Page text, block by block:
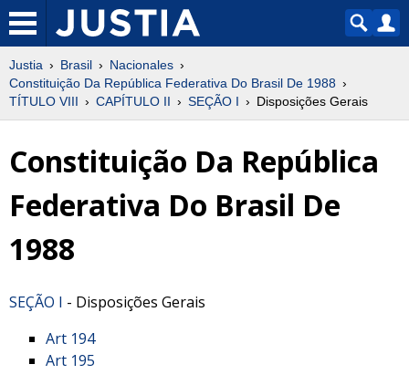
Justia Brasil
Nacionales
Constituição Da República Federativa Do Brasil De 1988
TÍTULO VIII
CAPÍTULO II SEÇÃO I Disposições Gerais
Constituição Da República
Federativa Do Brasil De
1988
SEÇÃO I - Disposições Gerais
Art 194
Art 195